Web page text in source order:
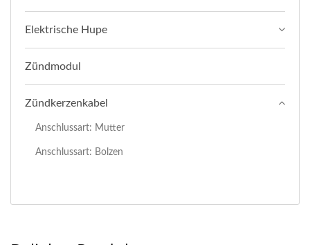
Elektrische Hupe
Zündmodul
Zündkerzenkabel
Anschlussart: Mutter
Anschlussart: Bolzen